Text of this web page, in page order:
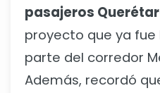
pasajeros
proyecto que ya
parte del corredor
Además, recordó